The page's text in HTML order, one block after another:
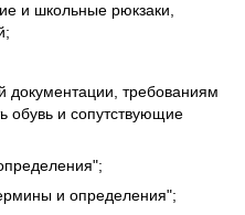
и школьные рюкзаки,
документации, требованиям
обувь и сопутствующие
и определения";